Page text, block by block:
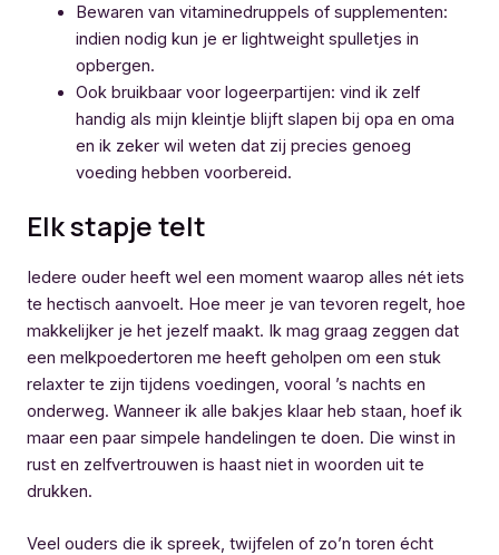
Bewaren van vitaminedruppels of supplementen:
indien nodig kun je er lightweight spulletjes in
opbergen.
Ook bruikbaar voor logeerpartijen: vind ik zelf
handig als mijn kleintje blijft slapen bij opa en oma
en ik zeker wil weten dat zij precies genoeg
voeding hebben voorbereid.
Elk stapje telt
Iedere ouder heeft wel een moment waarop alles nét iets
te hectisch aanvoelt. Hoe meer je van tevoren regelt, hoe
makkelijker je het jezelf maakt. Ik mag graag zeggen dat
een melkpoedertoren me heeft geholpen om een stuk
relaxter te zijn tijdens voedingen, vooral ’s nachts en
onderweg. Wanneer ik alle bakjes klaar heb staan, hoef ik
maar een paar simpele handelingen te doen. Die winst in
rust en zelfvertrouwen is haast niet in woorden uit te
drukken.
Veel ouders die ik spreek, twijfelen of zo’n toren écht